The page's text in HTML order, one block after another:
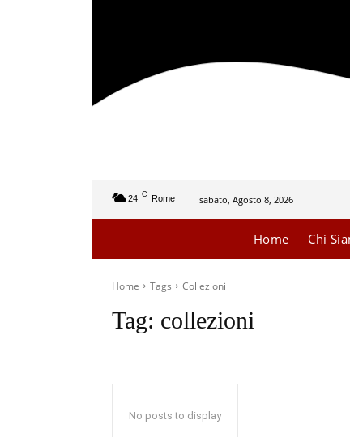
24 C Rome sabato, Agosto 8, 2026
Home Chi
Home Tags Collezioni
Tag: collezioni
No posts to display